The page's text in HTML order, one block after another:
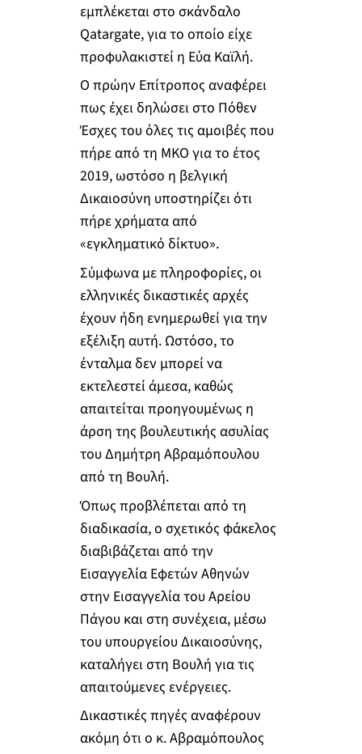
εμπλέκεται στο σκάνδαλο
Qatargate, για το οποίο είχε
προφυλακιστεί η Εύα Καϊλή.
Ο πρώην Επίτροπος αναφέρει
πως έχει δηλώσει στο Πόθεν
Έσχες του όλες τις αμοιβές που
πήρε από τη ΜΚΟ για το έτος
2019, ωστόσο η βελγική
Δικαιοσύνη υποστηρίζει ότι
πήρε χρήματα από
«εγκληματικό δίκτυο».
Σύμφωνα με πληροφορίες, οι
ελληνικές δικαστικές αρχές
έχουν ήδη ενημερωθεί για την
εξέλιξη αυτή. Ωστόσο, το
ένταλμα δεν μπορεί να
εκτελεστεί άμεσα, καθώς
απαιτείται προηγουμένως η
άρση της βουλευτικής ασυλίας
του Δημήτρη Αβραμόπουλου
από τη Βουλή.
Όπως προβλέπεται από τη
διαδικασία, ο σχετικός φάκελος
διαβιβάζεται από την
Εισαγγελία Εφετών Αθηνών
στην Εισαγγελία του Αρείου
Πάγου και στη συνέχεια, μέσω
του υπουργείου Δικαιοσύνης,
καταλήγει στη Βουλή για τις
απαιτούμενες ενέργειες.
Δικαστικές πηγές αναφέρουν
ακόμη ότι ο κ. Αβραμόπουλος